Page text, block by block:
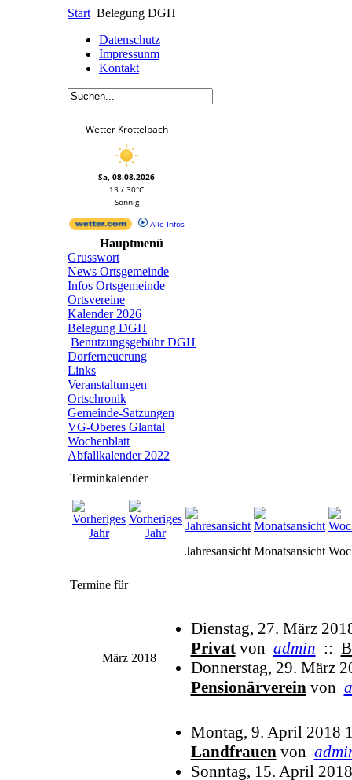
Start Belegung DGH
Datenschutz
Impressunm
Kontakt
Wetter Krottelbach
Sa, 08.08.2026
13 / 30°C
Sonnig
Alle Infos
Hauptmenü
Grusswort
News Ortsgemeinde
Infos Ortsgemeinde
Ortsvereine
Kalender 2026
Belegung DGH
Benutzungsgebühr DGH
Dorferneuerung
Links
Veranstaltungen
Ortschronik
Gemeinde-Satzungen
VG-Oberes Glantal
Wochenblatt
Abfallkalender 2022
Terminkalender
Jahresansicht Monatsansicht
Termine für
März 2018
Dienstag, 27. März
Privatvon admin ::
Donnerstag, 29. März
Pensionärvereinvon
Montag, 9. April 2018
Landfrauenvon
Sonntag, 15. April 2018